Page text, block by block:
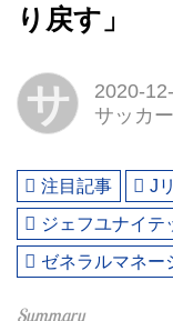
り戻す」
サ
2020-
サッカ
注目記事 J
ジェフユナイテ
ゼネラルマネー